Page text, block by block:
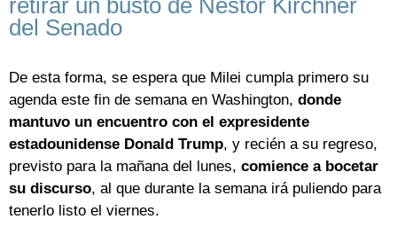
retirar un busto de Néstor Kirchner
del Senado
De esta forma, se espera que Milei cumpla primero su
agenda este fin de semana en Washington, donde
mantuvo un encuentro con el expresidente
estadounidense Donald Trump, y recién a su regreso,
previsto para la mañana del lunes, comience a bocetar
su discurso, al que durante la semana irá puliendo para
tenerlo listo el viernes.